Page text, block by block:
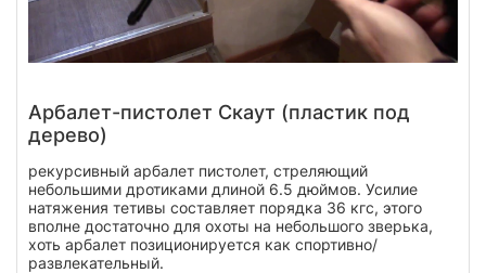
Арбалет-пистолет Скаут (пластик под
дерево)
рекурсивный арбалет пистолет, стреляющий
небольшими дротиками длиной 6.5 дюймов. Усилие
натяжения тетивы составляет порядка 36 кгс, этого
вполне достаточно для охоты на небольшого зверька,
хоть арбалет позиционируется как спортивно/
развлекательный.